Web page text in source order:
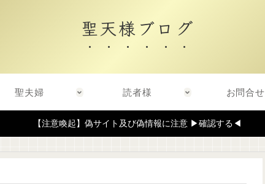
聖天様ブログ
聖夫婦 読者様 お問合せ
【注意喚起】偽サイト及び偽情報に注意 ▶確認する◀